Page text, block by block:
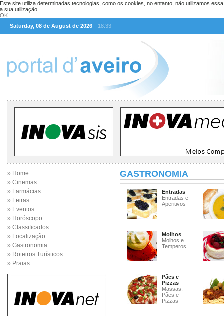
Este site utiliza determinadas tecnologias, como os cookies, no entanto, não utilizamos
a sua utilização.
OK
Saturday, 08 de August de 2026
18:33
» Home
» Cinemas
» Farmácias
» Feiras
» Eventos
» Horóscopo
» Classificados
» Localização
» Gastronomia
» Roteiros Turísticos
» Praias
GASTRONOMIA
Entradas
Entradas e
Aperitivos
Molhos
Molhos e
Temperos
Pães e
Pizzas
Massas,
Pães e
Pizzas